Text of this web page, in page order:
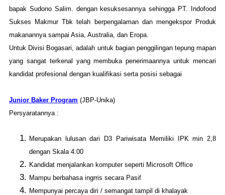
bapak Sudono Salim. dengan kesuksesannya sehingga PT. Indofood
Sukses Makmur Tbk telah berpengalaman dan mengekspor Produk
makanannya sampai Asia, Australia, dan Eropa.
Untuk Divisi Bogasari, adalah untuk bagian penggilingan tepung mapan
yang sangat terkenal yang membuka penerimaannya untuk mencari
kandidat profesional dengan kualifikasi serta posisi sebagai
Junior Baker Program (JBP-Unika)
Persyaratannya :
Merupakan lulusan dari D3 Pariwisata Memiliki IPK min 2,8
dengan Skala 4.00
Kandidat menjalankan komputer seperti Microsoft Office
Mampu berbahasa ingrris secara Pasif
Mempunyai percaya diri / semangat tampil di khalayak